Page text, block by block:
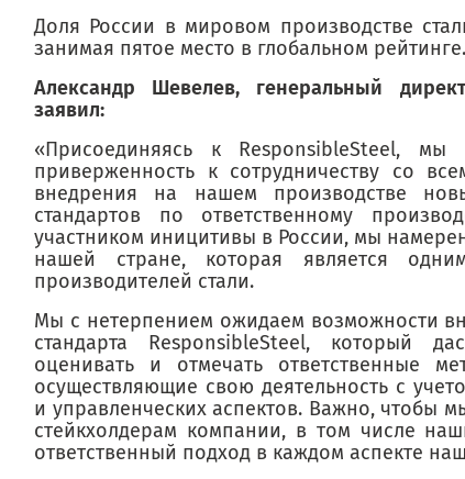
Доля России в мировом производстве
занимая пятое место в глобальном рейтинге.
Александр Шевелев, генеральный
заявил:
«Присоединяясь к ResponsibleSteel,
приверженность к сотрудничеству со
внедрения на нашем производстве
стандартов по ответственному
участником иницитивы в России, мы
нашей стране, которая является
производителей стали.
Мы с нетерпением ожидаем возможности
стандарта ResponsibleSteel, который
оценивать и отмечать ответственные
осуществляющие свою деятельность с
и управленческих аспектов. Важно, чтобы
стейкхолдерам компании, в том числе
ответственный подход в каждом аспекте